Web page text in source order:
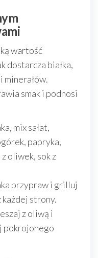
wartość
dostarcza białka,
minerałów.
smak i podnosi
mix sałat,
papryka,
oliwek, sok z
przypraw i grilluj
każdej strony.
z oliwą i
pokrojonego